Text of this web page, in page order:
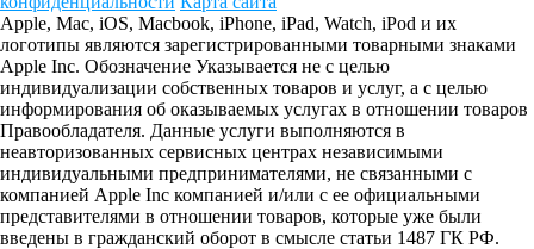
Apple, Mac, iOS, Macbook, iPhone, iPad, Watch, iPod и их
логотипы являются зарегистрированными товарными знаками
Apple Inc. Обозначение Указывается не с целью
индивидуализации собственных товаров и услуг, а с целью
информирования об оказываемых услугах в отношении товаров
Правообладателя. Данные услуги выполняются в
неавторизованных сервисных центрах независимыми
индивидуальными предпринимателями, не связанными с
компанией Apple Inc компанией и/или с ее официальными
представителями в отношении товаров, которые уже были
введены в гражданский оборот в смысле статьи 1487 ГК РФ.